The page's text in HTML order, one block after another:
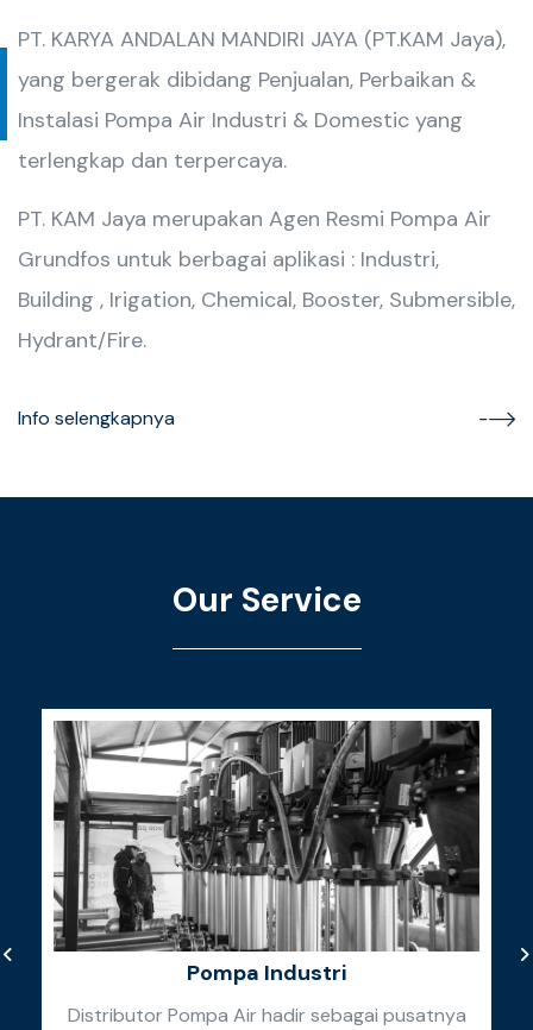
PT. KARYA ANDALAN MANDIRI JAYA (PT.KAM Jaya),
yang bergerak dibidang Penjualan, Perbaikan &
Instalasi Pompa Air Industri & Domestic yang
terlengkap dan terpercaya.
PT. KAM Jaya merupakan Agen Resmi Pompa Air
Grundfos untuk berbagai aplikasi : Industri,
Building , Irigation, Chemical, Booster, Submersible,
Hydrant/Fire.
Info selengkapnya
Our Service
Pompa Industri
Distributor Pompa Air hadir sebagai pusatnya